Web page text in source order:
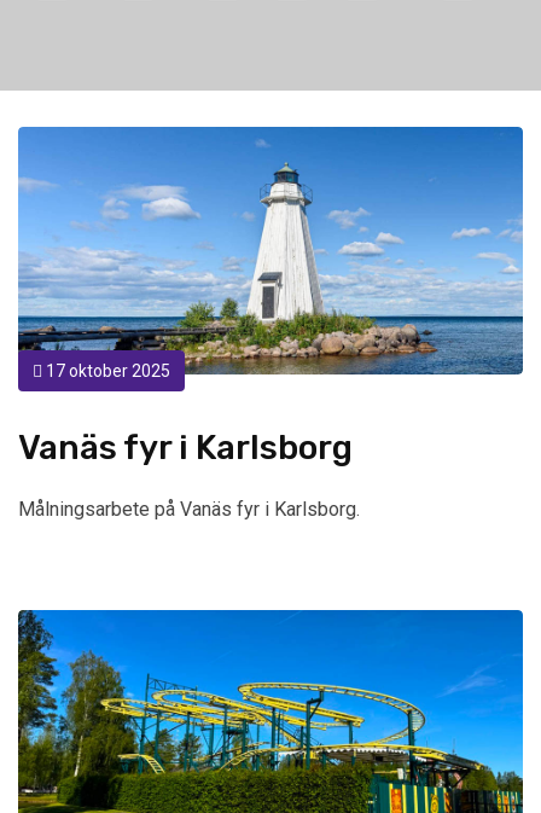
17 oktober 2025
Vanäs fyr i Karlsborg
Målningsarbete på Vanäs fyr i Karlsborg.